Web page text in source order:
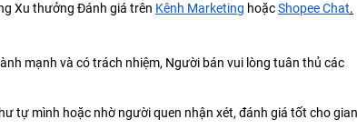
Xu thưởng Đánh giá trên Kênh Marketing hoặc Shopee Chat.
mạnh và có trách nhiệm, Người bán vui lòng tuân thủ các
tự mình hoặc nhờ người quen nhận xét, đánh giá tốt cho gian